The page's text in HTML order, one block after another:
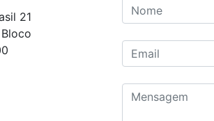
21